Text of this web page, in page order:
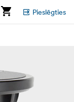
Pieslēgties